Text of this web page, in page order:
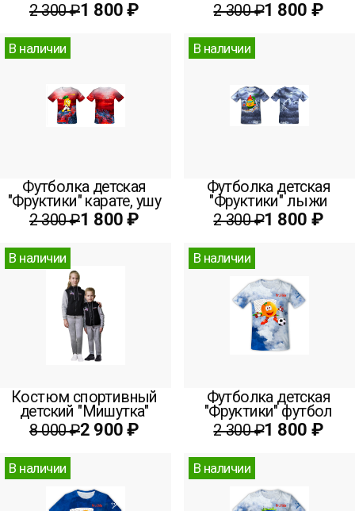
2 300 ₽1 800 ₽ 2 300 ₽1 800 ₽
В наличии
Футболка детская
"Фруктики" карате, ушу
2 300 ₽1 800 ₽
В наличии
Футболка детская
"Фруктики" лыжи
2 300 ₽1 800 ₽
В наличии
Костюм спортивный
детский "Мишутка"
8 000 ₽2 900 ₽
В наличии
Футболка детская
"Фруктики" футбол
2 300 ₽1 800 ₽
В наличии В наличии